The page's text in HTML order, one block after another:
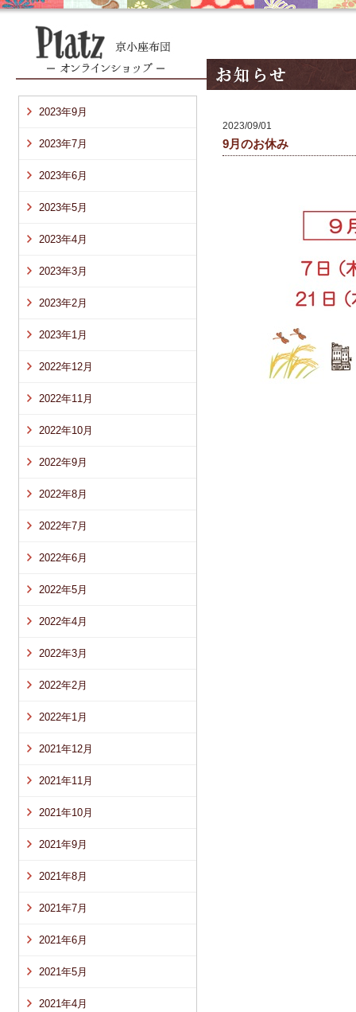
2023年9月
2023年7月
2023年6月
2023年5月
2023年4月
2023年3月
2023年2月
2023年1月
2022年12月
2022年11月
2022年10月
2022年9月
2022年8月
2022年7月
2022年6月
2022年5月
2022年4月
2022年3月
2022年2月
2022年1月
2021年12月
2021年11月
2021年10月
2021年9月
2021年8月
2021年7月
2021年6月
2021年5月
2021年4月
2023/09/01
9月のお休み